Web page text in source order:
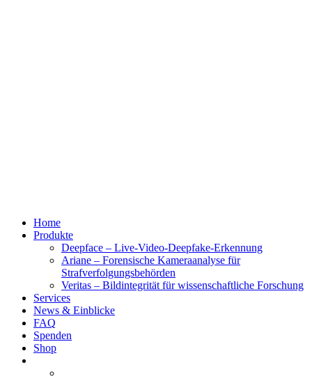
Home
Produkte
Deepface – Live-Video-Deepfake-Erkennung
Ariane – Forensische Kameraanalyse für
Strafverfolgungsbehörden
Veritas – Bildintegrität für wissenschaftliche Forschung
Services
News & Einblicke
FAQ
Spenden
Shop